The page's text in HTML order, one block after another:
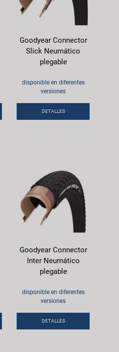
Goodyear Connector
Slick Neumático
plegable
disponible en diferentes
versiones
DETALLES
Goodyear Connector
Inter Neumático
plegable
disponible en diferentes
versiones
DETALLES